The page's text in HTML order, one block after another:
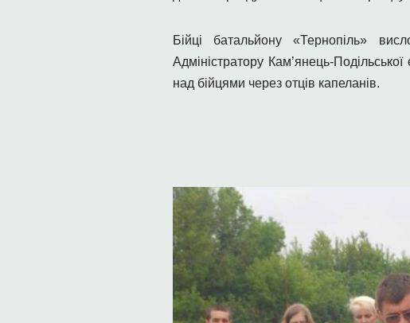
Бійці батальйону «Тернопіль»
Адміністратору Кам’янець-
над бійцями через отців капеланів.